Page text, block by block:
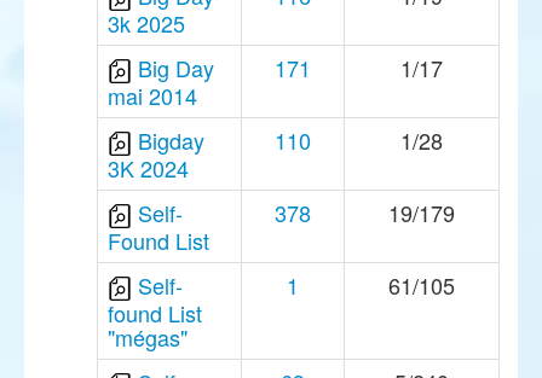
3k 2025
Big Day
mai 2014
171 1/17
Bigday
3K 2024
110 1/28
Self-
Found List
378 19/179
Self-
found List
"mégas"
1 61/105